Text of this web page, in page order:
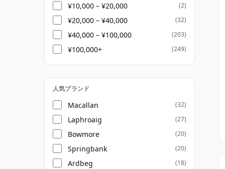
¥10,000 – ¥20,000 (2)
¥20,000 – ¥40,000 (32)
¥40,000 – ¥100,000 (203)
¥100,000+ (249)
人気ブランド
Macallan (32)
Laphroaig (27)
Bowmore (20)
Springbank (20)
Ardbeg (18)